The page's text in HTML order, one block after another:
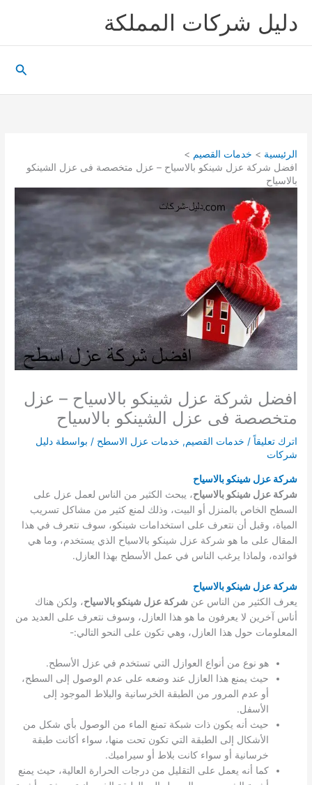
دليل شركات المملكة
الرئيسية
خدمات القصيم
افضل شركة عزل شينكو بالاسياح – عزل متخصصة فى عزل الشينكو
بالاسياح
افضل شركة عزل شينكو بالاسياح – عزل
متخصصة فى عزل الشينكو بالاسياح
اترك تعليقاً / خدمات القصيم, خدمات عزل الاسطح / بواسطة دليل
شركات
شركة عزل شينكو بالاسياح
شركة عزل شينكو بالاسياح، يبحث الكثير من الناس لعمل عزل على
السطح الخاص بالمنزل أو البيت، وذلك لمنع كثير من مشاكل تسريب
المياة، وقبل أن نتعرف على استخدامات شينكو، سوف نتعرف في هذا
المقال على ما هو شركة عزل شينكو بالاسياح الذي يستخدم، وما هي
فوائده، ولماذا يرغب الناس في عمل الأسطح بهذا العازل.
شركة عزل شينكو بالاسياح
يعرف الكثير من الناس عن شركة عزل شينكو بالاسياح، ولكن هناك
أناس آخرين لا يعرفون ما هو هذا العازل، وسوف نتعرف على العديد من
المعلومات حول هذا العازل، وهي تكون على النحو التالي:-
هو نوع من أنواع العوازل التي تستخدم في عزل الأسطح.
حيث يمنع هذا العازل عند وضعه على عدم الوصول إلى السطح،
أو عدم المرور من الطبقة الخرسانية والبلاط الموجود إلى
الأسفل.
حيث أنه يكون ذات شبكة تمنع الماء من الوصول بأي شكل من
الأشكال إلى الطبقة التي تكون تحت منها، سواء أكانت طبقة
خرسانية أو سواء كانت بلاط أو سيراميك.
كما أنه يعمل على التقليل من درجات الحرارة العالية، حيث يمنع